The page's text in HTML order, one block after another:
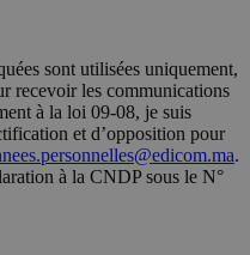
sont utilisées uniquement,
recevoir les communications
à la loi 09-08, je suis
et d’opposition pour
.
à la CNDP sous le N°